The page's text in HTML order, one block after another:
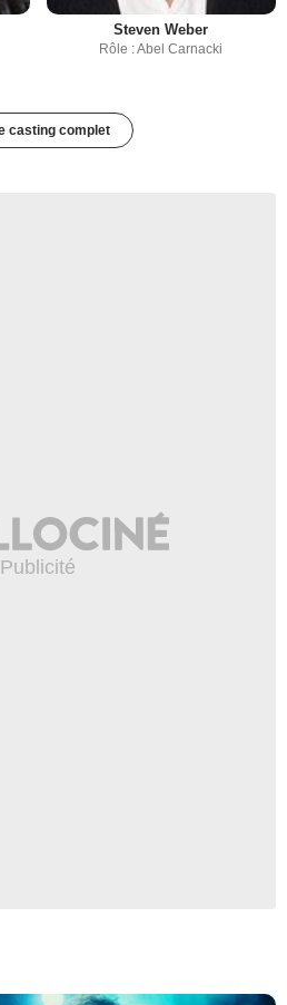
Steven Weber
Rôle : Abel Carnacki
casting complet